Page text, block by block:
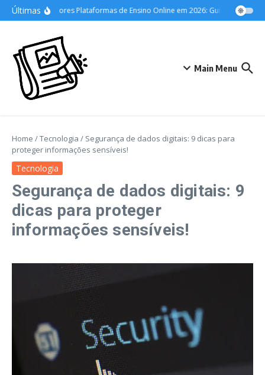
Ir para o conteúdo
ÚltimasAs Melhores Plataformas de Ensino Online em 2026: Guia Definitivo
Main Menu
Home /Tecnologia / Segurança de dados digitais: 9 dicas para
proteger informações sensíveis!
Tecnologia
Segurança de dados digitais: 9
dicas para proteger
informações sensíveis!